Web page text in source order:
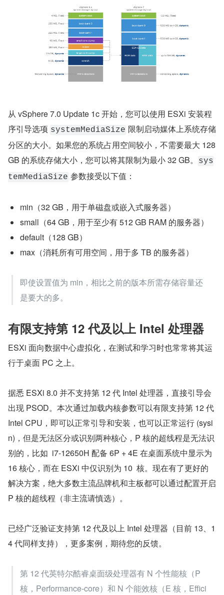
从 vSphere 7.0 Update 1c 开始，您可以使用 ESXi 安装程
序引导选项 systemMediaSize 限制启动媒体上系统存储
分区的大小。如果您的系统占用空间较小，不需要最大 128
GB 的系统存储大小，您可以将其限制为最小 32 GB。
sys
temMediaSize 参数接受以下值：
min（32 GB，用于单磁盘或嵌入式服务器）
small（64 GB，用于至少有 512 GB RAM 的服务器）
default（128 GB）
max（消耗所有可用空间，用于多 TB 的服务器）
即使设置值为 min，相比之前的版本所需存储容量还
是要大的多。
有限支持第 12 代及以上 Intel 处理器
ESXi 面向数据中心虚拟化，在测试和学习时也常常将其运
行于桌面 PC 之上。
据悉 ESXi 8.0 并不支持第 12 代 Intel 处理器，直接引导会
出现 PSOD。本次通过加载内核参数可以有限支持第 12 代
Intel CPU，即可以正常引导和安装，也可以正常运行 (sysi
n)，但是无法区分或识别两种核心，P 核的超线程是无法识
别的，比如  i7-12650H 配备 6P + 4E 在桌面系统中显示为
16 核心，而在 ESXi 中仅识别为 10  核。现在有了更好的
解决方案，绝大多数主流品牌机和主板都可以通过配置开启
P 核的超线程（非主流请慎选）。
已经广泛验证支持第 12 代及以上 Intel 处理器（目前 13、1
4 代同样支持），更多案例，期待您的反馈。
第 12 代英特尔酷睿桌面级处理器有 N 个性能核（P
核，Performance-core）和 N 个能效核（E 核，Effici